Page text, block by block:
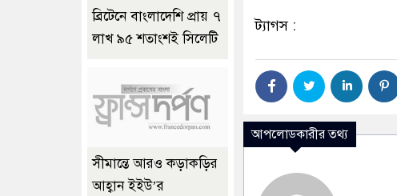
ট্যাগস :
আপলোডকারীর তথ্য
ব্রিটেনে বাংলাদেশি প্রায় ৭
লাখ ৯৫ শতাংশই সিলেটি
সীমান্তে আরও কড়াকড়ির
আহ্বান ইইউ’র